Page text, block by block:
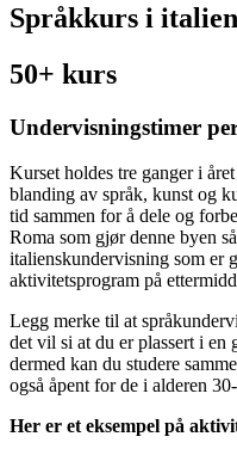
Språkkurs i
50+ kurs
Undervisningstimer
Kurset holdes tre ganger i
blanding av språk, kunst og
tid sammen for å dele og
Roma som gjør denne byen
italienskundervisning som er
aktivitetsprogram på
Legg merke til at
det vil si at du er plassert i en
dermed kan du studere
også åpent for de i alderen
Her er et eksempel på